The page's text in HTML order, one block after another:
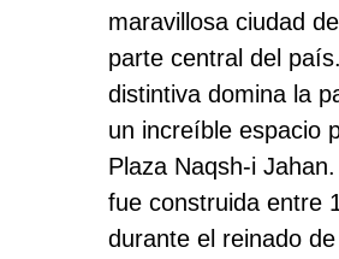
maravillosa ciudad
parte central del
distintiva domina la
un increíble espacio
Plaza Naqsh-i
fue construida entre
durante el reinado